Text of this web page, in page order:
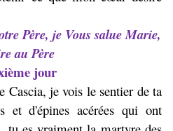
Père, je Vous salue Marie,
au Père
jour
Cascia, je vois le sentier de ta
et d'épines acérées qui ont